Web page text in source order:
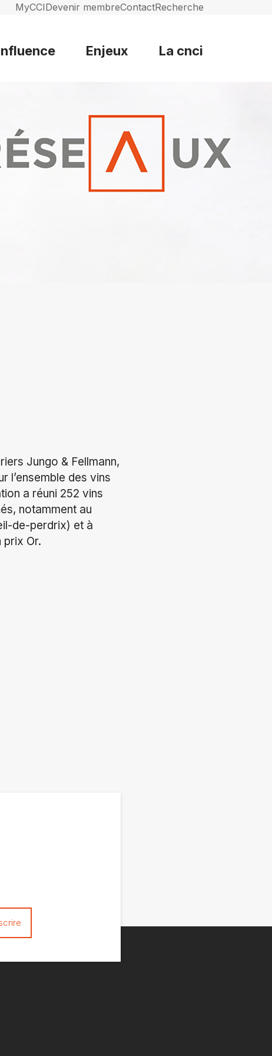
MyCCIDevenir membreContactRecherche
Enjeux La cnci
Jungo & Fellmann,
l’ensemble des vins
a réuni 252 vins
notamment au
de-perdrix) et à
prix Or.